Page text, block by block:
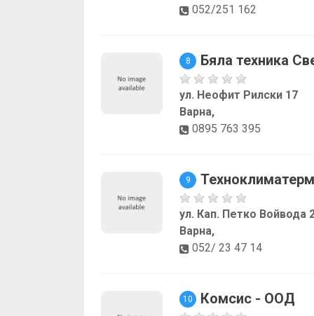
052/251 162
8 Бяла техника
ул. Неофит Рилски 17
Варна,
0895 763 395
9 Техноклиматерм
ул. Кап. Петко Войвода
Варна,
052/ 23 47 14
10 Комсис - ООД